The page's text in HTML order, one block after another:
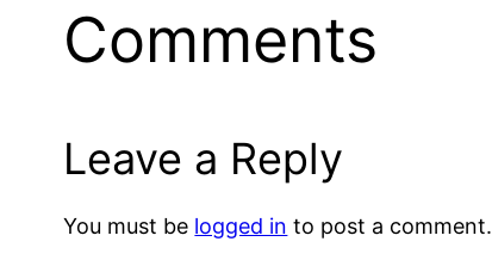
Comments
Leave a Reply
You must be logged in to post a comment.